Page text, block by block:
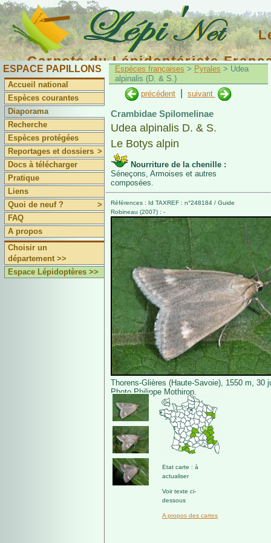
Carnets du Lépidoptériste
ESPACE PAPILLONS
Accueil national
Espèces courantes
Diaporama
Recherche
Espèces protégées
Reportages et dossiers >
Docs à télécharger
Pratique
Liens
Quoi de neuf ?
>
FAQ
A propos
Choisir un
département >>
Espace Lépidoptères >>
Espèces françaises > Pyrales > Udea
alpinalis (D. & S.)
précédent
suivant
Crambidae Spilomelinae
Udea alpinalis D. & S.
Le Botys alpin
Nourriture de la chenille :
Séneçons, Armoises et autres
composées.
Références : Id TAXREF : n°248184 / Guide
Robineau (2007) : -
Thorens-Glières (Haute-Savoie), 1550 m, 30
Photo Philippe Mothiron.
Etat carte : à
actualiser
Voir texte ci-
dessous
A propos des cartes